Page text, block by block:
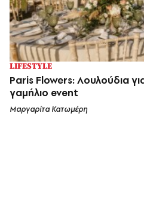
LIFESTYLE
Paris Flowers: Λουλούδια
γαμήλιο event
Μαργαρίτα Κατωμέρη